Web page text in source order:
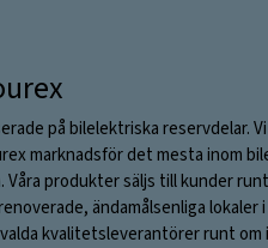
på bilelektriska reservdelar.
marknadsför det mesta inom
produkter säljs till kunder
ändamålsenliga lokaler i
kvalitetsleverantörer runt om